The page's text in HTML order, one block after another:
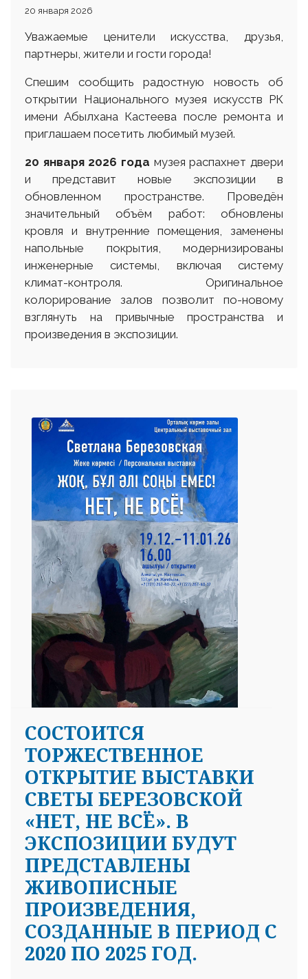
20 января 2026
Уважаемые ценители искусства, друзья,
партнеры, жители и гости города!
Спешим сообщить радостную новость об
открытии Национального музея искусств РК
имени Абылхана Кастеева после ремонта и
приглашаем посетить любимый музей.
20 января 2026 года музея распахнет двери
и представит новые экспозиции в
обновленном пространстве. Проведён
значительный объём работ: обновлены
кровля и внутренние помещения, заменены
напольные покрытия, модернизированы
инженерные системы, включая систему
климат-контроля. Оригинальное
колорирование залов позволит по-новому
взглянуть на привычные пространства и
произведения в экспозиции.
СОСТОИТСЯ
ТОРЖЕСТВЕННОЕ
ОТКРЫТИЕ ВЫСТАВКИ
СВЕТЫ БЕРЕЗОВСКОЙ
«НЕТ, НЕ ВСЁ». В
ЭКСПОЗИЦИИ БУДУТ
ПРЕДСТАВЛЕНЫ
ЖИВОПИСНЫЕ
ПРОИЗВЕДЕНИЯ,
СОЗДАННЫЕ В ПЕРИОД С
2020 ПО 2025 ГОД.